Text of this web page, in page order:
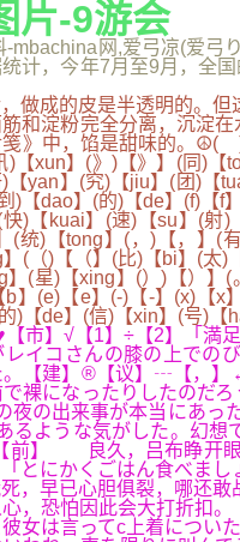
片-9游会
-mbachina网,爱弓凉(爱
计，今年7月至9月，全
成的皮是半透明的。但
和淀粉完全分离，沉淀
笺》中，馅是甜味的。
)【xun】(》)【》】(同)
)【yan】(究)【jiu】(团)
)【dao】(的)【de】(f)
快)【kuai】(速)【su】(
(统)【tong】(，)【，】
(（)【（】(比)【bi】(
(星)【xing】(）)【）
b】(e)【e】(-)【-】(x)
)【de】(信)【xin】(号)【
√【1】÷【2】「満足
イコさんの膝の上での
。【建】®【议】┄【，
裸になったりしたのだ
夜の出来事が本当にあ
るような気がした。幻
前】 良久，吕布睁开
とにかくごはん食べま
，早已心胆俱裂，哪还
，恐怕因此会大打折扣
女は言ってc上着につい